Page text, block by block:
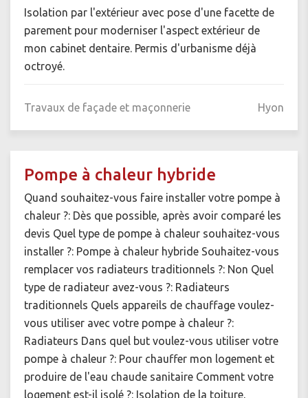
Isolation par l'extérieur avec pose d'une facette de
parement pour moderniser l'aspect extérieur de
mon cabinet dentaire. Permis d'urbanisme déjà
octroyé.
Travaux de façade et maçonnerie Hyon
Pompe à chaleur hybride
Quand souhaitez-vous faire installer votre pompe à
chaleur ?: Dès que possible, après avoir comparé les
devis Quel type de pompe à chaleur souhaitez-vous
installer ?: Pompe à chaleur hybride Souhaitez-vous
remplacer vos radiateurs traditionnels ?: Non Quel
type de radiateur avez-vous ?: Radiateurs
traditionnels Quels appareils de chauffage voulez-
vous utiliser avec votre pompe à chaleur ?:
Radiateurs Dans quel but voulez-vous utiliser votre
pompe à chaleur ?: Pour chauffer mon logement et
produire de l'eau chaude sanitaire Comment votre
logement est-il isolé ?: Isolation de la toiture,